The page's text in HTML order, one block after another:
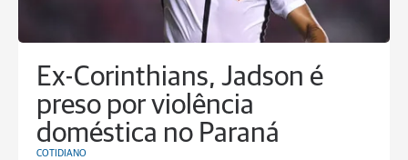
Ex-Corinthians, Jadson é
preso por violência
doméstica no Paraná
COTIDIANO